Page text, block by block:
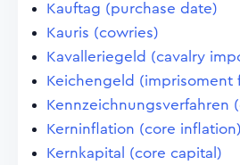
Kauftag (purchase date)
Kauris (cowries)
Kavalleriegeld (cavalry
Keichengeld (imprisoment
Kennzeichnungsverfahren
Kerninflation (core inflation)
Kernkapital (core capital)